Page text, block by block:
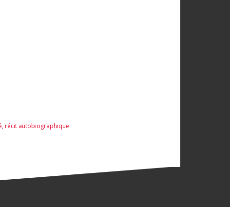
,récit autobiographique